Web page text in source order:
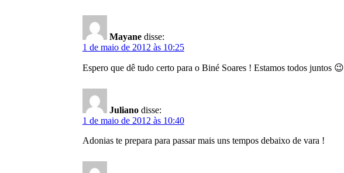
Mayane disse:
1 de maio de 2012 às 10:25
Espero que dê tudo certo para o Biné Soares ! Estamos todos juntos 😉
Juliano disse:
1 de maio de 2012 às 10:40
Adonias te prepara para passar mais uns tempos debaixo de vara !